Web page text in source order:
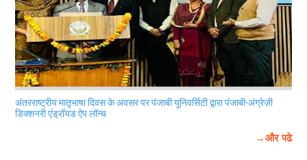
अंतरराष्ट्रीय मातृभाषा दिवस के अवसर पर पंजाबी यूनिवर्सिटी द्वारा पंजाबी-अंग्रेज़ी
डिक्शनरी एंड्रॉयड ऐप लॉन्च
→और पढे